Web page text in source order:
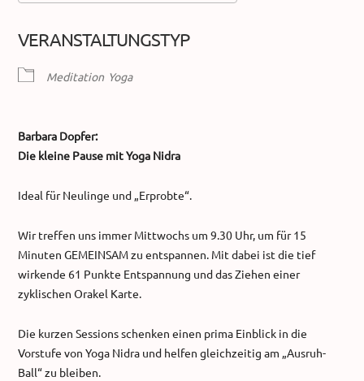
VERANSTALTUNGSTYP
Meditation Yoga
Barbara Dopfer:
Die kleine Pause mit Yoga Nidra
Ideal für Neulinge und „Erprobte“.
Wir treffen uns immer Mittwochs um 9.30 Uhr, um für 15
Minuten GEMEINSAM zu entspannen. Mit dabei ist die tief
wirkende 61 Punkte Entspannung und das Ziehen einer
zyklischen Orakel Karte.
Die kurzen Sessions schenken einen prima Einblick in die
Vorstufe von Yoga Nidra und helfen gleichzeitig am „Ausruh-
Ball“ zu bleiben.